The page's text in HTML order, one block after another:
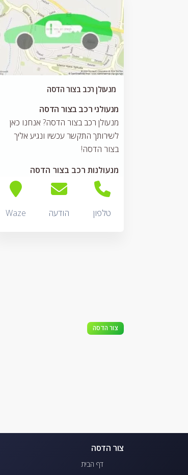
מנעולן רכב בצור הדסה
מנעולני רכב בצור הדסה
מנעולן רכב בצור הדסה? אנחנו כאן
לשירותך התקשר עכשיו ונגיע אליך
בצור הדסה!
מנעולנות רכב בצור הדסה
טלפון הודעה Waze
צור הדסה
צור הדסה
דף הבית